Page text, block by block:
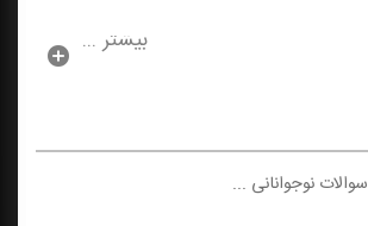
بیشتر ...
نوجوانانی ...